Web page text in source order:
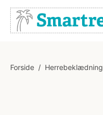
Forside / Herrebeklædning